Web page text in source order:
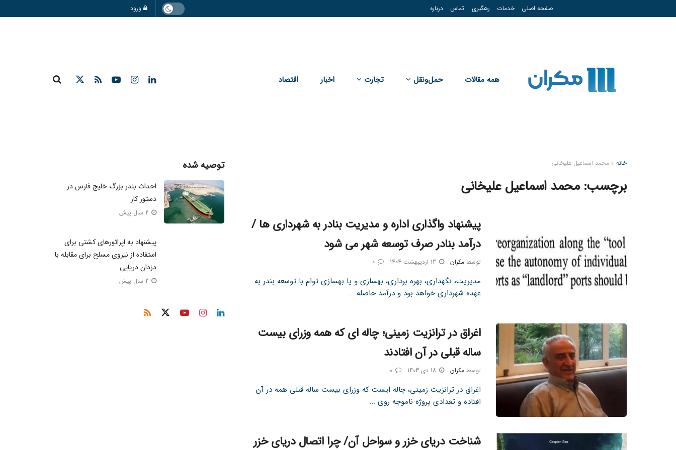
صفحه اصلی خدمات رهگیری تماس درباره ورود
همه مقالات حمل‌و‌نقل تجارت اخبار اقتصاد
خانه »محمد اسماعیل علیخانی
برچسب:محمد اسماعیل علیخانی
پیشنهاد واگذاری اداره و مدیریت بنادر به شهرداری ها /
درآمد بنادر صرف توسعه شهر می شود
توسط مکران 13 اردیبهشت 1404 0
مدیریت، نگهداری، بهره برداری، بهسازی و یا بهسازی توام با توسعه بندر به
عهده شهرداری خواهد بود و درآمد حاصله ...
اغراق در ترانزیت زمینی؛ چاله ای که همه وزرای بیست
ساله قبلی در آن افتادند
توسط مکران 18 دی 1403 0
اغراق در ترانزیت زمینی، چاله ایست که وزرای بیست ساله قبلی همه در آن
افتاده و تعدادی پروژه ناموجه روی ...
شناخت دریای خزر و سواحل آن/ چرا اتصال دریای خزر
توصیه شده
احداث بندر بزرگ خلیج فارس در
دستور کار
2 سال پیش
پیشنهاد به اپراتور‌های کشتی برای
استفاده از نیروی مسلح برای مقابله با
دزدان دریایی
2 سال پیش